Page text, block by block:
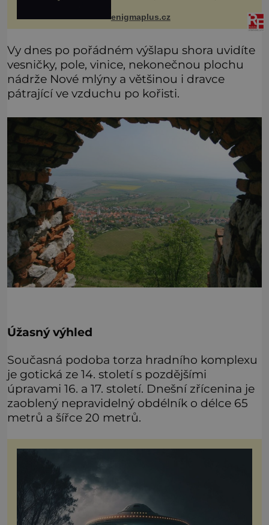
Viking, které jsou schopny pořídit
fotografie záhadami opředené rudé
planety. V
enigmaplus.cz
Vy dnes po pořádném výšlapu shora uvidíte
vesničky, pole, vinice, nekonečnou plochu
nádrže Nové mlýny a většinou i dravce
pátrající ve vzduchu po kořisti.
Úžasný výhled
Současná podoba torza hradního komplexu
je gotická ze 14. století s pozdějšími
úpravami 16. a 17. století. Dnešní zřícenina je
zaoblený nepravidelný obdélník o délce 65
metrů a šířce 20 metrů.